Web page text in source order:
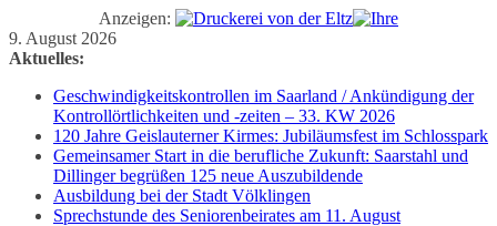
Anzeigen:
Zum
Inhalt
9. August 2026
Aktuelles:
Geschwindigkeitskontrollen im Saarland / Ankündigung der
Kontrollörtlichkeiten und -zeiten – 33. KW 2026
120 Jahre Geislauterner Kirmes: Jubiläumsfest im Schlosspark
Gemeinsamer Start in die berufliche Zukunft: Saarstahl und
Dillinger begrüßen 125 neue Auszubildende
Ausbildung bei der Stadt Völklingen
Sprechstunde des Seniorenbeirates am 11. August